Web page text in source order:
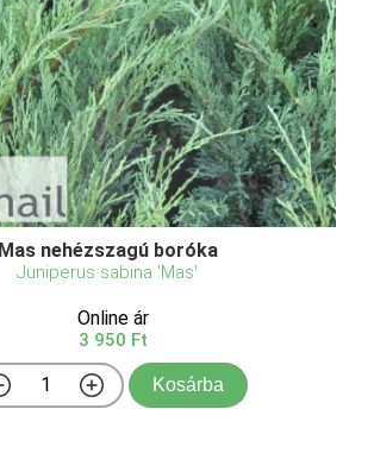
Mas nehézszagú boróka
Juniperus sabina 'Mas'
Online ár
3 950 Ft
Kosárba